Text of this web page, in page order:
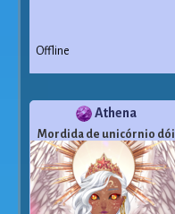
Offline
Athena
Mordida de unicórnio dói